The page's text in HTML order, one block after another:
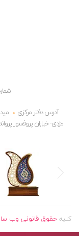
آدرس دفتر مرکزی
مژدی- خیابان پروفسور
کلیهحقوق قانونی وب